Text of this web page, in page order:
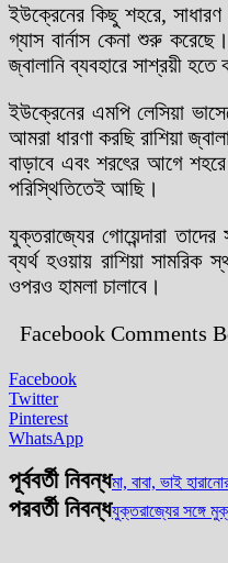
ইউক্রেনের কিছু শহরে, সাধারণ
গ্যাস বার্নাস কেনা শুরু
জ্বালানি ব্যবহারে সাশ্রয়ী হতে
ইউক্রেনের এমপি লেসিয়া
আমরা ধারণা করছি রাশিয়া
বাড়াবে এবং শরৎের আগে
পরিস্থিতিতেই আছি।
যুক্তরাজ্যের গোয়েন্দারা
ব্যর্থ হওয়ায় রাশিয়া সামরিক
ওপরও হামলা চালাবে।
Facebook Comments
Facebook
Twitter
Pinterest
WhatsApp
পূর্ববর্তী নিবন্ধমা, বাবা, ভাই
পরবর্তী নিবন্ধযুক্তরাজ্যের সঙ্গে